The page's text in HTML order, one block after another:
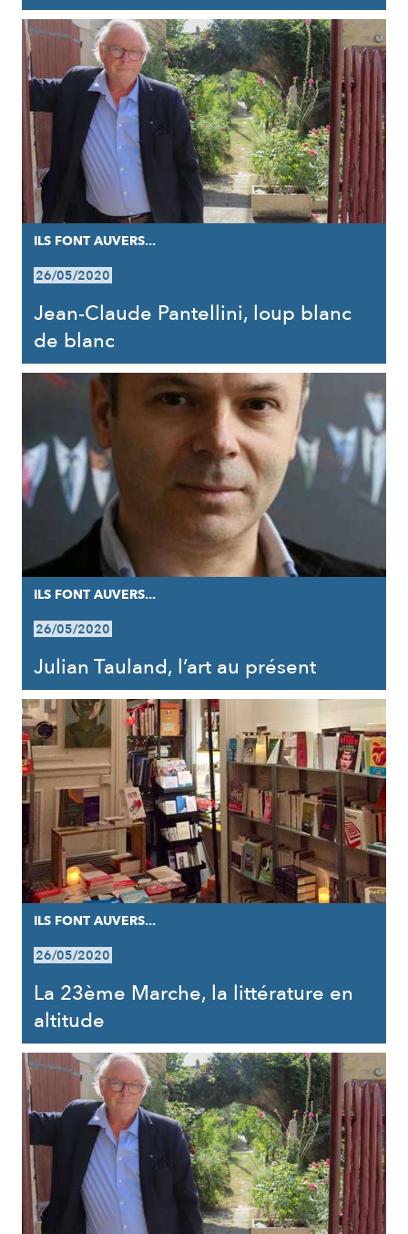
ILS FONT AUVERS...
26/05/2020
Jean-Claude Pantellini, loup blanc
de blanc
ILS FONT AUVERS...
26/05/2020
Julian Tauland, l’art au présent
ILS FONT AUVERS...
26/05/2020
La 23ème Marche, la littérature en
altitude